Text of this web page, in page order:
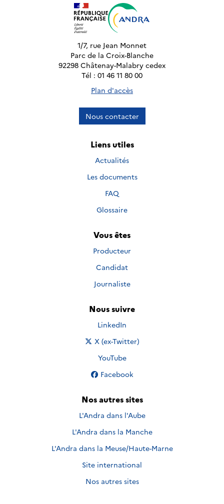
1/7, rue Jean Monnet
Parc de la Croix-Blanche
92298 Châtenay-Malabry cedex
Tél : 01 46 11 80 00
Plan d'accès
Nous contacter
Liens utiles
Actualités
Les documents
FAQ
Glossaire
Vous êtes
Producteur
Candidat
Journaliste
Nous suivre
Nous suivre sur
LinkedIn
Nous suivre sur
X (ex-Twitter)
Nous suivre sur
YouTube
Nous suivre sur
Facebook
Nos autres sites
L'Andra dans l'Aube
L'Andra dans la Manche
L'Andra dans la Meuse/Haute-Marne
Site international
Nos autres sites